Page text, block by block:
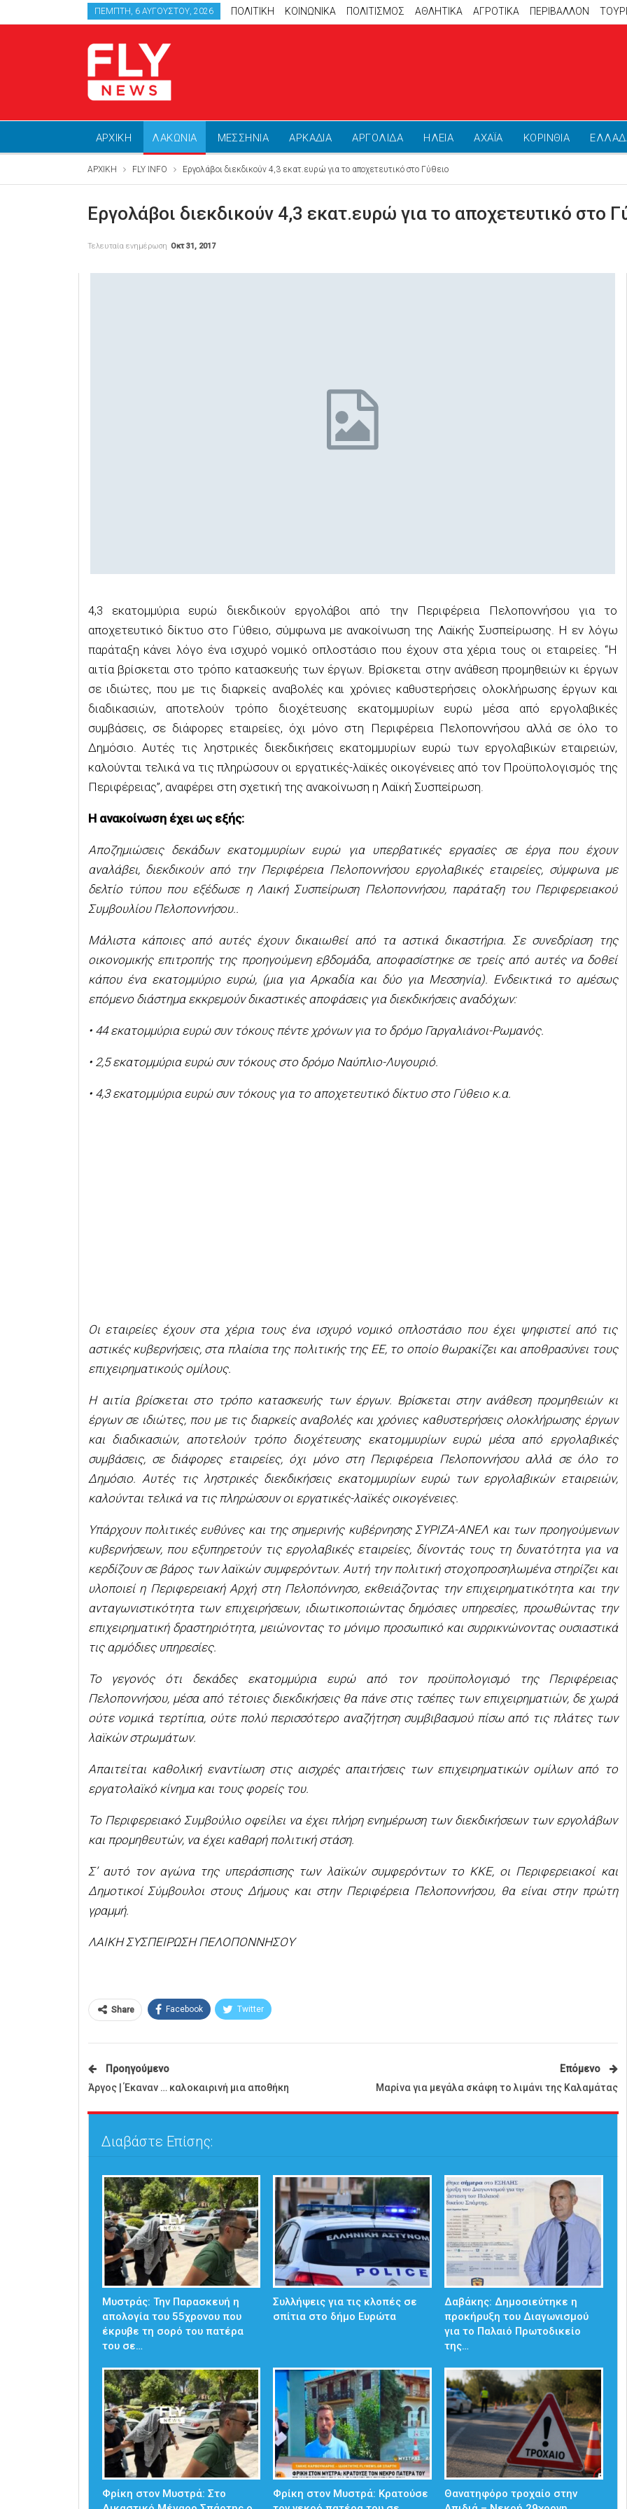
ΠΈΜΠΤΗ, 6 ΑΥΓΟΎΣΤΟΥ, 2026 ΠΟΛΙΤΙΚΗ ΚΟΙΝΩΝΙΚΑ ΠΟΛΙΤΙΣΜΟΣ ΑΘΛΗΤΙΚΆ ΑΓΡΟΤΙΚΑ ΠΕΡΙΒΑΛΛΟΝ
ΑΡΧΙΚΗ ΛΑΚΩΝΙΑ ΜΕΣΣΗΝΙΑ ΑΡΚΑΔΙΑ ΑΡΓΟΛΙΔΑ ΗΛΕΙΑ ΑΧΑΪΑ ΚΟΡΙΝΘΙΑ
ΑΡΧΙΚΗ FLY INFO Εργολάβοι διεκδικούν 4,3 εκατ.ευρώ για το αποχετευτικό στο Γύθειο
Εργολάβοι διεκδικούν 4,3 εκατ.ευρώ για το αποχετευτικό στο
Τελευταία ενημέρωση Οκτ 31, 2017
4,3 εκατομμύρια ευρώ διεκδικούν εργολάβοι από την Περιφέρεια Πελοποννήσου για το
αποχετευτικό δίκτυο στο Γύθειο, σύμφωνα με ανακοίνωση της Λαϊκής Συσπείρωσης. Η εν λόγω
παράταξη κάνει λόγο ένα ισχυρό νομικό οπλοστάσιο που έχουν στα χέρια τους οι εταιρείες. “Η
αιτία βρίσκεται στο τρόπο κατασκευής των έργων. Βρίσκεται στην ανάθεση προμηθειών κι έργων
σε ιδιώτες, που με τις διαρκείς αναβολές και χρόνιες καθυστερήσεις ολοκλήρωσης έργων και
διαδικασιών, αποτελούν τρόπο διοχέτευσης εκατομμυρίων ευρώ μέσα από εργολαβικές
συμβάσεις, σε διάφορες εταιρείες, όχι μόνο στη Περιφέρεια Πελοποννήσου αλλά σε όλο το
Δημόσιο. Αυτές τις ληστρικές διεκδικήσεις εκατομμυρίων ευρώ των εργολαβικών εταιρειών,
καλούνται τελικά να τις πληρώσουν οι εργατικές-λαϊκές οικογένειες από τον Προϋπολογισμός της
Περιφέρειας”, αναφέρει στη σχετική της ανακοίνωση η Λαϊκή Συσπείρωση.
Η ανακοίνωση έχει ως εξής:
Αποζημιώσεις δεκάδων εκατομμυρίων ευρώ για υπερβατικές εργασίες σε έργα που έχουν
αναλάβει, διεκδικούν από την Περιφέρεια Πελοποννήσου εργολαβικές εταιρείες, σύμφωνα με
δελτίο τύπου που εξέδωσε η Λαική Συσπείρωση Πελοποννήσου, παράταξη του Περιφερειακού
Συμβουλίου Πελοποννήσου..
Μάλιστα κάποιες από αυτές έχουν δικαιωθεί από τα αστικά δικαστήρια. Σε συνεδρίαση της
οικονομικής επιτροπής της προηγούμενη εβδομάδα, αποφασίστηκε σε τρείς από αυτές να δοθεί
κάπου ένα εκατομμύριο ευρώ, (μια για Αρκαδία και δύο για Μεσσηνία). Ενδεικτικά το αμέσως
επόμενο διάστημα εκκρεμούν δικαστικές αποφάσεις για διεκδικήσεις αναδόχων:
• 44 εκατομμύρια ευρώ συν τόκους πέντε χρόνων για το δρόμο Γαργαλιάνοι-Ρωμανός.
• 2,5 εκατομμύρια ευρώ συν τόκους στο δρόμο Ναύπλιο-Λυγουριό.
• 4,3 εκατομμύρια ευρώ συν τόκους για το αποχετευτικό δίκτυο στο Γύθειο κ.α.
Οι εταιρείες έχουν στα χέρια τους ένα ισχυρό νομικό οπλοστάσιο που έχει ψηφιστεί από τις
αστικές κυβερνήσεις, στα πλαίσια της πολιτικής της ΕΕ, το οποίο θωρακίζει και αποθρασύνει τους
επιχειρηματικούς ομίλους.
Η αιτία βρίσκεται στο τρόπο κατασκευής των έργων. Βρίσκεται στην ανάθεση προμηθειών κι
έργων σε ιδιώτες, που με τις διαρκείς αναβολές και χρόνιες καθυστερήσεις ολοκλήρωσης έργων
και διαδικασιών, αποτελούν τρόπο διοχέτευσης εκατομμυρίων ευρώ μέσα από εργολαβικές
συμβάσεις, σε διάφορες εταιρείες, όχι μόνο στη Περιφέρεια Πελοποννήσου αλλά σε όλο το
Δημόσιο. Αυτές τις ληστρικές διεκδικήσεις εκατομμυρίων ευρώ των εργολαβικών εταιρειών,
καλούνται τελικά να τις πληρώσουν οι εργατικές-λαϊκές οικογένειες.
Υπάρχουν πολιτικές ευθύνες και της σημερινής κυβέρνησης ΣΥΡΙΖΑ-ΑΝΕΛ και των προηγούμενων
κυβερνήσεων, που εξυπηρετούν τις εργολαβικές εταιρείες, δίνοντάς τους τη δυνατότητα για να
κερδίζουν σε βάρος των λαϊκών συμφερόντων. Αυτή την πολιτική στοχοπροσηλωμένα στηρίζει και
υλοποιεί η Περιφερειακή Αρχή στη Πελοπόννησο, εκθειάζοντας την επιχειρηματικότητα και την
ανταγωνιστικότητα των επιχειρήσεων, ιδιωτικοποιώντας δημόσιες υπηρεσίες, προωθώντας την
επιχειρηματική δραστηριότητα, μειώνοντας το μόνιμο προσωπικό και συρρικνώνοντας ουσιαστικά
τις αρμόδιες υπηρεσίες.
Το γεγονός ότι δεκάδες εκατομμύρια ευρώ από τον προϋπολογισμό της Περιφέρειας
Πελοποννήσου, μέσα από τέτοιες διεκδικήσεις θα πάνε στις τσέπες των επιχειρηματιών, δε χωρά
ούτε νομικά τερτίπια, ούτε πολύ περισσότερο αναζήτηση συμβιβασμού πίσω από τις πλάτες των
λαϊκών στρωμάτων.
Απαιτείται καθολική εναντίωση στις αισχρές απαιτήσεις των επιχειρηματικών ομίλων από το
εργατολαϊκό κίνημα και τους φορείς του.
Το Περιφερειακό Συμβούλιο οφείλει να έχει πλήρη ενημέρωση των διεκδικήσεων των εργολάβων
και προμηθευτών, να έχει καθαρή πολιτική στάση.
Σ’ αυτό τον αγώνα της υπεράσπισης των λαϊκών συμφερόντων το ΚΚΕ, οι Περιφερειακοί και
Δημοτικοί Σύμβουλοι στους Δήμους και στην Περιφέρεια Πελοποννήσου, θα είναι στην πρώτη
γραμμή.
ΛΑΙΚΗ ΣΥΣΠΕΙΡΩΣΗ ΠΕΛΟΠΟΝΝΗΣΟΥ
Share Facebook Twitter
Προηγούμενο
Άργος | Έκαναν … καλοκαιρινή μια αποθήκη
Επόμενο
Μαρίνα για μεγάλα σκάφη το λιμάνι της Καλαμάτας
Διαβάστε Επίσης:
Μυστράς: Την Παρασκευή η
απολογία του 55χρονου που
έκρυβε τη σορό του πατέρα
του σε…
Συλλήψεις για τις κλοπές σε
σπίτια στο δήμο Ευρώτα
Δαβάκης: Δημοσιεύτηκε η
προκήρυξη του Διαγωνισμού
για το Παλαιό Πρωτοδικείο
της…
Φρίκη στον Μυστρά: Στο
Φρίκη στον Μυστρά: Κρατούσε
Θανατηφόρο τροχαίο στην